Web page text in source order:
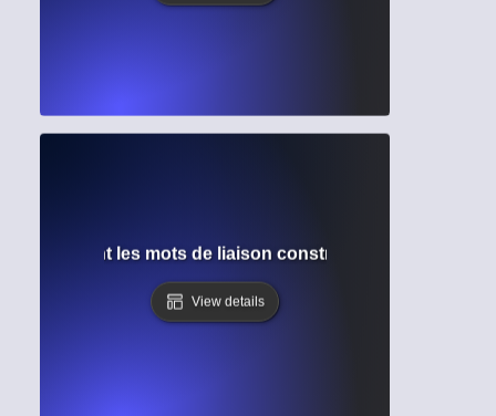
? Comment les mots de liaison construisent des
View details